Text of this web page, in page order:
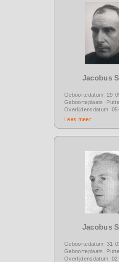
Jacobus
Geboortedatum: 29-
Geboorteplaats:
Overlijdensdatum:
Lees meer
Jacobus
Geboortedatum: 31-
Geboorteplaats:
Overlijdensdatum: